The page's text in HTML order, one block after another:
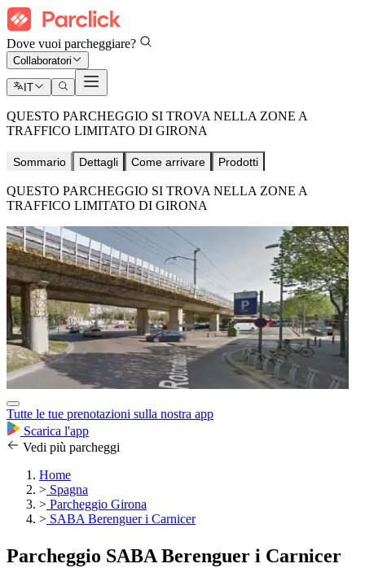
Dove vuoi parcheggiare?
Collaboratori
IT
QUESTO PARCHEGGIO SI TROVA NELLA ZONE A
TRAFFICO LIMITATO DI GIRONA
Sommario Dettagli Come arrivare Prodotti
QUESTO PARCHEGGIO SI TROVA NELLA ZONE A
TRAFFICO LIMITATO DI GIRONA
Tutte le tue prenotazioni sulla nostra app
Scarica l'app
Vedi più parcheggi
Home
> Spagna
> Parcheggio Girona
> SABA Berenguer i Carnicer
Parcheggio SABA Berenguer i Carnicer